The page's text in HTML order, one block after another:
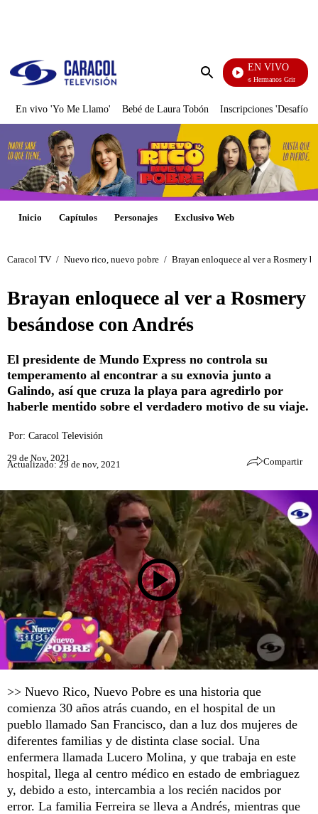
Enviar
EN VIVO
Cuentos De Los Hermanos Grimm
En vivo 'Yo Me Llamo' Bebé de Laura Tobón Inscripciones 'Desafío'
Inicio Capítulos Personajes Exclusivo Web
Caracol TV / Nuevo rico, nuevo pobre / Brayan enloquece al ver a Rosmery
Brayan enloquece al ver a Rosmery
besándose con Andrés
El presidente de Mundo Express no controla su
temperamento al encontrar a su exnovia junto a
Galindo, así que cruza la playa para agredirlo por
haberle mentido sobre el verdadero motivo de su viaje.
Por: Caracol Televisión
29 de Nov, 2021
Actualizado: 29 de nov, 2021 Compartir
>> Nuevo Rico, Nuevo Pobre es una historia que
comienza 30 años atrás cuando, en el hospital de un
pueblo llamado San Francisco, dan a luz dos mujeres de
diferentes familias y de distinta clase social. Una
enfermera llamada Lucero Molina, y que trabaja en este
hospital, llega al centro médico en estado de embriaguez
y, debido a esto, intercambia a los recién nacidos por
error. La familia Ferreira se lleva a Andrés, mientras que